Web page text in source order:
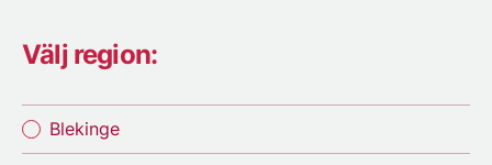
Välj region:
Blekinge